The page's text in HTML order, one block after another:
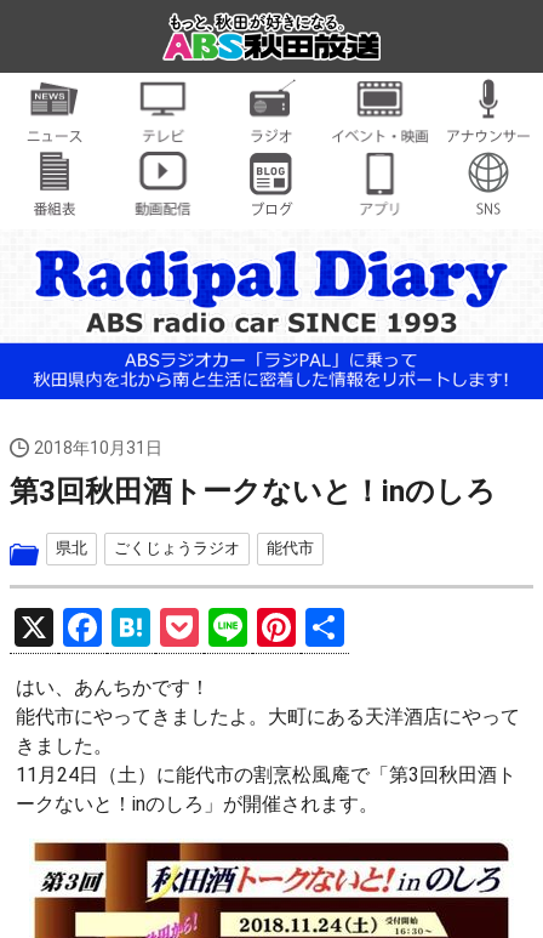
2018年10月31日
第3回秋田酒トークないと！inのしろ
県北 ごくじょうラジオ 能代市
X
F
a
ce
o
o
k
H
at
e
a
P
o
ck
Li
n
Pi
nt
er
t
有
はい、あんちかです！
能代市にやってきましたよ。大町にある天洋酒店にやって
きました。
11月24日（土）に能代市の割烹松風庵で「第3回秋田酒ト
ークないと！inのしろ」が開催されます。